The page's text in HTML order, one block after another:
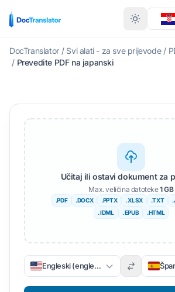
DocTranslator / Svi alati - za sve prijevode /
/ Prevedite PDF na japanski
Učitaj ili ostavi dokument za
Max. veličina datoteke1 GB
.PDF .DOCX .PPTX . XLSX .TXT
. IDML
. EPUB .HTML
Engleski (engleski)